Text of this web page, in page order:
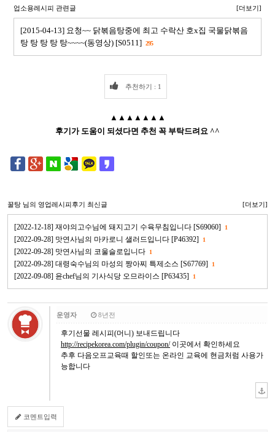
업소용레시피 관련글 [더보기]
[2015-04-13] 요청~~ 닭볶음탕중에 최고 수락산 호x집 국물닭볶음
탕 탕 탕 탕 탕~~~~(동영상) [S0511] 295
추천하기 : 1
▲▲▲▲▲▲▲
후기가 도움이 되셨다면 추천 꼭 부탁드려요 ^^
꿀탕 님의 영업레시피후기 최신글 [더보기]
[2022-12-18] 재야의고수님에 돼지고기 수육무침입니다 [S69060] 1
[2022-09-28] 맛연사님의 마카로니 샐러드입니다 [P46392] 1
[2022-09-28] 맛연사님의 코울슬로입니다 1
[2022-09-28] 대령숙수님의 마성의 짱아찌 특제소스 [S67769] 1
[2022-09-08] 윤chef님의 기사식당 오므라이스 [P63435] 1
운영자 8년전
후기선물 레시피(머니) 보내드립니다
http://recipekorea.com/plugin/coupon/이곳에서 확인하세요
추후 다음오프교육때 할인또는 온라인 교육에 현금처럼 사용가
능합니다
코멘트입력